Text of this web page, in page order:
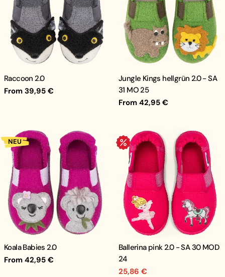
Raccoon 2.0
Regular
From 39,95 €
Jungle Kings hellgrün 2.0 - SA
31 MO 25
Regular
From 42,95 €
NEU
Koala Babies 2.0
Regular
From 42,95 €
.
Ballerina pink 2.0 - SA 30 MOD
24
Sale
25,86 €